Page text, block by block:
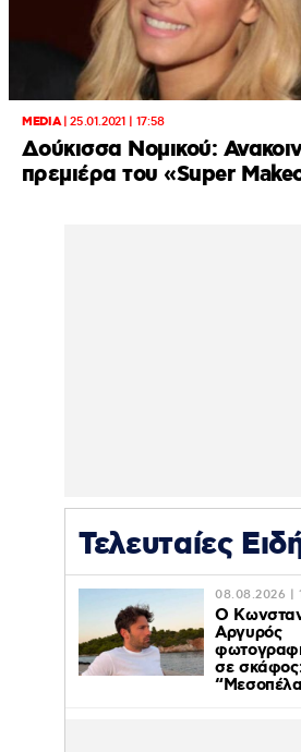
MEDIA|25.01.2021 | 17:58
Δούκισσα Νομικού:
πρεμιέρα του «Super
Τελευταίες
08.08.2026 |
Ο
Αργυρός
σε